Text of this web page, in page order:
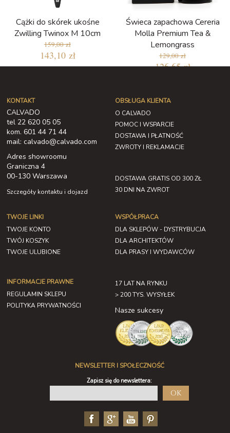
Cążki do skórek ukośne
Zwilling Twinox M 10cm
159,00 zł
143,10 zł
Świeca zapachowa Cereria
Molla Premium Tea &
Lemongrass
129,00 zł
126,65 zł
KONTAKT
CALVADO
tel 22 620 05 05
kom. 601 44 71 44
mail: calvado@calvado.com
Adres showroomu
Graniczna 4
00-130 Warszawa
Szczegóły kontaktu i dojazd
OBSŁUGA KLIENTA
O CALVADO
POMOC I WSPARCIE
DOSTAWA I PŁATNOŚĆ
ZWROTY I REKLAMACJE
DOSTAWA GRATIS OD 300 ZŁ
30 DNI NA ZWROT
TWOJE LINKI
TWOJE KONTO
TWÓJ KOSZYK
TWOJE ULUBIONE
INFORMACJE PRAWNE
REGULAMIN SKLEPU
POLITYKA PRYWATNOŚCI
WSPÓŁPRACA
DLA SKLEPÓW - DYSTRYBUCJA
DLA ARCHITEKTÓW
DLA PRASY I WYDAWCÓW
17 LAT NA RYNKU
> 200 TYS. WYSYŁEK
Nasze sukcesy
NEWSLETTER I SPOŁECZNOŚĆ
Zapisz się do newslettera:
OK